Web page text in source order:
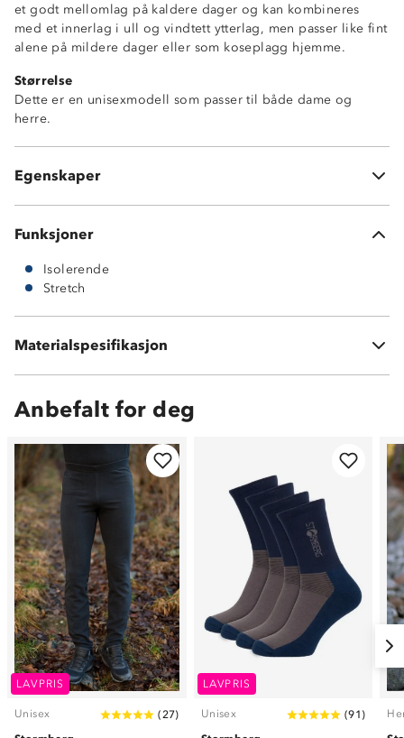
et godt mellomlag på kaldere dager og kan kombineres
med et innerlag i ull og vindtett ytterlag, men passer like fint
alene på mildere dager eller som koseplagg hjemme.
Størrelse
Dette er en unisexmodell som passer til både dame og
herre.
Egenskaper
Isolerende
Stretch
Elastisk
Funksjoner
Isolerende
Stretch
Materialspesifikasjon
100 % polyester
Anbefalt for deg
LAVPRIS
Unisex ( 27)
LAVPRIS
Unisex (91 )